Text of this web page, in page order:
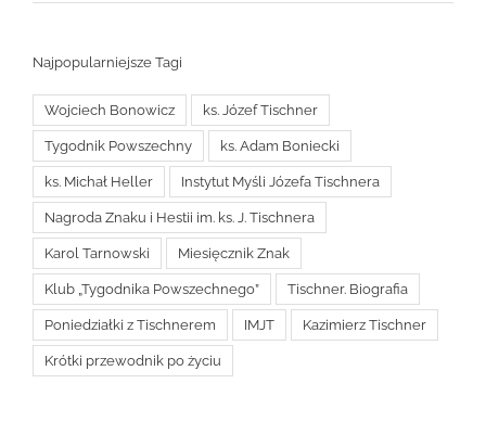
Najpopularniejsze Tagi
Wojciech Bonowicz ks. Józef Tischner
Tygodnik Powszechny ks. Adam Boniecki
ks. Michał Heller Instytut Myśli Józefa Tischnera
Nagroda Znaku i Hestii im. ks. J. Tischnera
Karol Tarnowski Miesięcznik Znak
Klub „Tygodnika Powszechnego” Tischner. Biografia
Poniedziałki z Tischnerem IMJT Kazimierz Tischner
Krótki przewodnik po życiu